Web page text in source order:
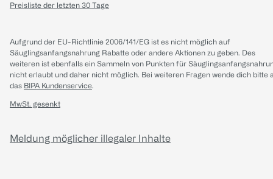
Preisliste der letzten 30 Tage
Aufgrund der EU-Richtlinie 2006/141/EG ist es nicht möglich auf
Säuglingsanfangsnahrung Rabatte oder andere Aktionen zu geben. Des
weiteren ist ebenfalls ein Sammeln von Punkten für
nicht erlaubt und daher nicht möglich. Bei weiteren Fragen wende dich bitte
das BIPA Kundenservice.
MwSt. gesenkt
Meldung möglicher illegaler Inhalte